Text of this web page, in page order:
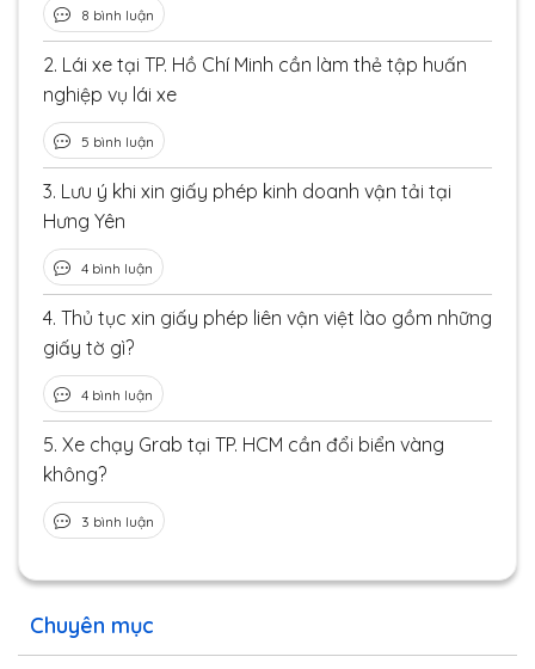
Chuyên mục
8 bình luận
2. Lái xe tại TP. Hồ Chí Minh cần làm thẻ tập huấn
nghiệp vụ lái xe
5 bình luận
3. Lưu ý khi xin giấy phép kinh doanh vận tải tại
Hưng Yên
4 bình luận
4. Thủ tục xin giấy phép liên vận việt lào gồm những
giấy tờ gì?
4 bình luận
5. Xe chạy Grab tại TP. HCM cần đổi biển vàng
không?
3 bình luận